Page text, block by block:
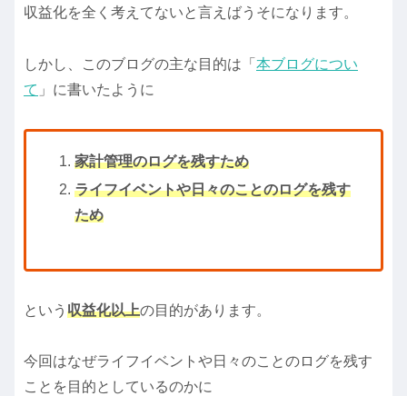
収益化を全く考えてないと言えばうそになります。
しかし、このブログの主な目的は「 本ブログについ
て 」に書いたように
家計管理のログを残すため
ライフイベントや日々のことのログを残す
ため
という 収益化以上の目的があります。
今回はなぜライフイベントや日々のことのログを残す
ことを目的としているのかに